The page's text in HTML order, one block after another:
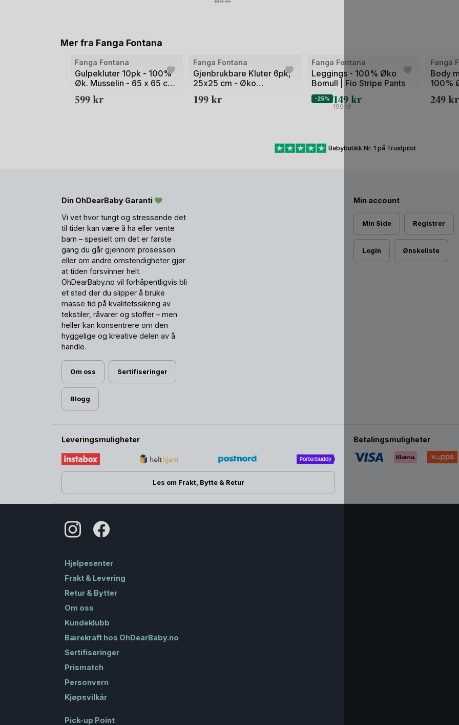
Mer fra Fanga Fontana
Fanga Fontana
Gulpekluter 10pk - 100%
Øk. Musselin - 65 x 65 cm
599kr
Fanga Fontana
Gjenbrukbare Kluter 6pk,
25x25 cm - Øko
Terry Cloth GOTS
199kr
Fanga Fontana
Leggings - 100% Øko
Bomull | Fio Stripe Pants
-25% 149kr
199kr
Fanga
Body
100%
249kr
Babybutikk Nr. 1 på Trustpilot
Din OhDearBaby Garanti
Vi vet hvor tungt og stressende det
til tider kan være å ha eller vente
barn – spesielt om det er første
gang du går gjennom prosessen
eller om andre omstendigheter gjør
at tiden forsvinner helt.
OhDearBaby.no vil forhåpentligvis bli
et sted der du slipper å bruke
masse tid på kvalitetssikring av
tekstiler, råvarer og stoffer – men
heller kan konsentrere om den
hyggelige og kreative delen av å
handle.
Om oss Sertifiseringer
Blogg
Min account
Min Side Registrer
Login Ønskeliste
Leveringsmuligheter
Les om Frakt, Bytte & Retur
Betalingsmuligheter
Hjelpesenter
Frakt & Levering
Retur & Bytter
Om oss
Kundeklubb
Bærekraft hos OhDearBaby.no
Sertifiseringer
Prismatch
Personvern
Kjøpsvilkår
Pick-up Point